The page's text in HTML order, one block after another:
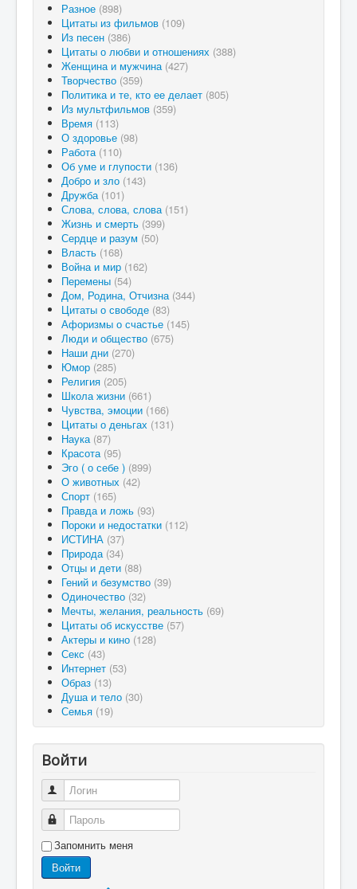
Разное (898)
Цитаты из фильмов (109)
Из песен (386)
Цитаты о любви и отношениях (388)
Женщина и мужчина (427)
Творчество (359)
Политика и те, кто ее делает (805)
Из мультфильмов (359)
Время (113)
О здоровье (98)
Работа (110)
Об уме и глупости (136)
Добро и зло (143)
Дружба (101)
Слова, слова, слова (151)
Жизнь и смерть (399)
Сердце и разум (50)
Власть (168)
Война и мир (162)
Перемены (54)
Дом, Родина, Отчизна (344)
Цитаты о свободе (83)
Афоризмы о счастье (145)
Люди и общество (675)
Наши дни (270)
Юмор (285)
Религия (205)
Школа жизни (661)
Чувства, эмоции (166)
Цитаты о деньгах (131)
Наука (87)
Красота (95)
Эго ( о себе ) (899)
О животных (42)
Спорт (165)
Правда и ложь (93)
Пороки и недостатки (112)
ИСТИНА (37)
Природа (34)
Отцы и дети (88)
Гений и безумство (39)
Одиночество (32)
Мечты, желания, реальность (69)
Цитаты об искусстве (57)
Актеры и кино (128)
Секс (43)
Интернет (53)
Образ (13)
Душа и тело (30)
Семья (19)
Войти
Логин
Пароль
Запомнить меня
Войти